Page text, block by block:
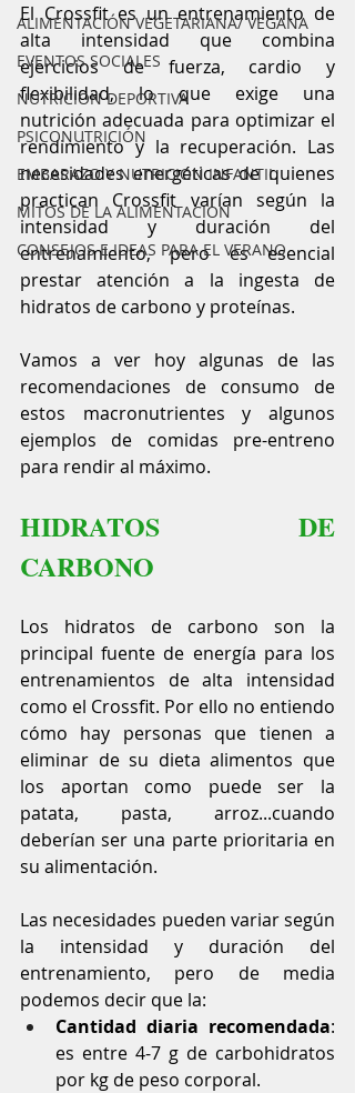
ALIMENTACIÓN VEGETARIANA/ VEGANA
EVENTOS SOCIALES
NUTRICION DEPORTIVA
PSICONUTRICIÓN
EMBARAZO Y NUTRICION INFANTIL
MITOS DE LA ALIMENTACION
CONSEJOS E IDEAS PARA EL VERANO
El Crossfit es un entrenamiento de
alta intensidad que combina
ejercicios de fuerza, cardio y
flexibilidad, lo que exige una
nutrición adecuada para optimizar el
rendimiento y la recuperación. Las
necesidades energéticas de quienes
practican Crossfit varían según la
intensidad y duración del
entrenamiento, pero es esencial
prestar atención a la ingesta de
hidratos de carbono y proteínas.
Vamos a ver hoy algunas de las
recomendaciones de consumo de
estos macronutrientes y algunos
ejemplos de comidas pre-entreno
para rendir al máximo.
HIDRATOS DE
CARBONO
Los hidratos de carbono son la
principal fuente de energía para los
entrenamientos de alta intensidad
como el Crossfit. Por ello no entiendo
cómo hay personas que tienen a
eliminar de su dieta alimentos que
los aportan como puede ser la
patata, pasta, arroz...cuando
deberían ser una parte prioritaria en
su alimentación.
Las necesidades pueden variar según
la intensidad y duración del
entrenamiento, pero de media
podemos decir que la:
Cantidad diaria recomendada:
es entre 4-7 g de carbohidratos
por kg de peso corporal.